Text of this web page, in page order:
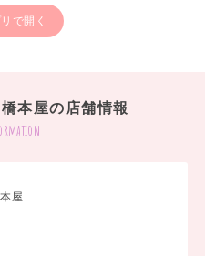
で開く
本屋の店舗情報
屋